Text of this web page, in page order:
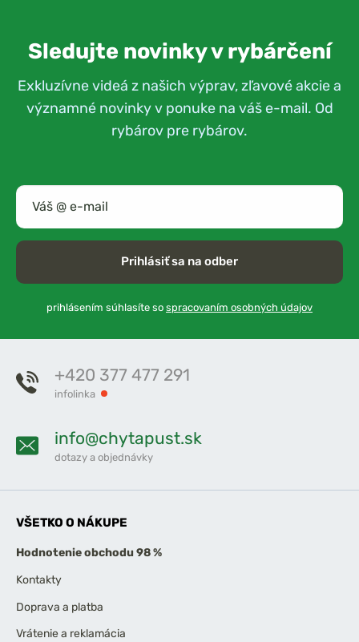
Sledujte novinky v rybárčení
Exkluzívne videá z našich výprav, zľavové akcie a
významné novinky v ponuke na váš e-mail. Od
rybárov pre rybárov.
Prihlásiť sa na odber
prihlásením súhlasíte so spracovaním osobných údajov
+420 377 477 291
infolinka
info@chytapust.sk
dotazy a objednávky
VŠETKO O NÁKUPE
Hodnotenie obchodu 98 %
Kontakty
Doprava a platba
Vrátenie a reklamácia